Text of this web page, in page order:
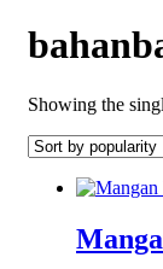
Showing the